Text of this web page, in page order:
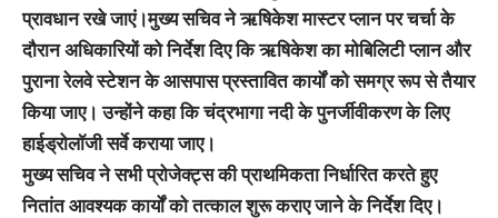
प्रावधान रखे जाएं।मुख्य सचिव ने ऋषिकेश मास्टर प्लान पर चर्चा के
दौरान अधिकारियों को निर्देश दिए कि ऋषिकेश का मोबिलिटी प्लान और
पुराना रेलवे स्टेशन के आसपास प्रस्तावित कार्यों को समग्र रूप से तैयार
किया जाए। उन्होंने कहा कि चंद्रभागा नदी के पुनर्जीवीकरण के लिए
हाईड्रोलॉजी सर्वे कराया जाए।
मुख्य सचिव ने सभी प्रोजेक्ट्स की प्राथमिकता निर्धारित करते हुए
नितांत आवश्यक कार्यों को तत्काल शुरू कराए जाने के निर्देश दिए।